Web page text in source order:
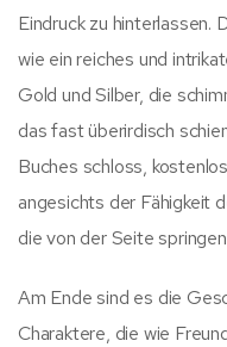
Eindruck zu
wie ein reiches und
Gold und Silber, die
das fast überirdisch
Buches schloss,
angesichts der Fähigkeit
die von der Seite
Am Ende sind es die
Charaktere, die wie